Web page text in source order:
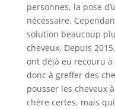
personnes, la pose
nécessaire.
solution beaucoup
cheveux. Depuis
ont déjà eu recouru
donc à greffer des
pousser les cheveux
chère certes, mais